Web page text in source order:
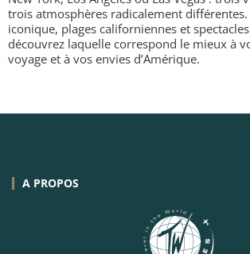
trois atmosphères radicalement
iconique, plages californiennes et
découvrez laquelle correspond le mieux à
voyage et à vos envies d’Amérique.
A PROPOS